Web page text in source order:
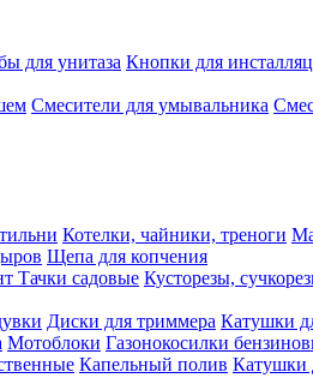
для унитаза Кнопки для
Смесители для умывальника
Котелки, чайники, треноги
Щепа для копчения
Тачки садовые Кусторезы,
Диски для триммера Катушки
Мотоблоки Газонокосилки
Капельный полив Катушки